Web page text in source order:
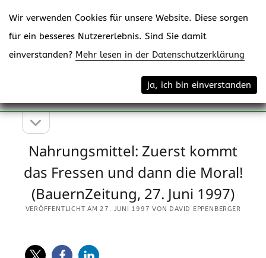
Menü
Seitenleiste
Seitenleiste
öffnen
Nahrungsmittel: Zuerst kommt
das Fressen und dann die Moral!
(BauernZeitung, 27. Juni 1997)
VERÖFFENTLICHT AM 27. JUNI 1997 VON DAVID EPPENBERGER
Wir verwenden Cookies für unsere Website. Diese sorgen
für ein besseres Nutzererlebnis. Sind Sie damit
einverstanden? Mehr lesen in der Datenschutzerklärung
ja, ich bin einverstanden